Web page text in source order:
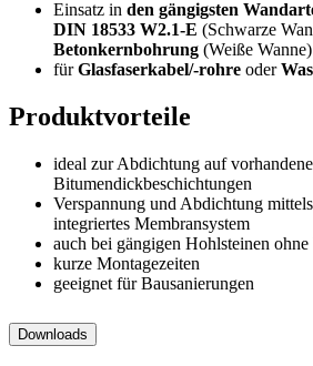
Einsatz in den gängigsten
DIN 18533 W2.1-E (Schwarze
Betonkernbohrung (Weiße Wanne)
fürGlasfaserkabel/-rohre oder
Produktvorteile
ideal zur Abdichtung auf
Bitumendickbeschichtungen
Verspannung und Abdichtung
integriertes Membransystem
auch bei gängigen Hohlsteinen
kurze Montagezeiten
geeignet für Bausanierungen
Downloads